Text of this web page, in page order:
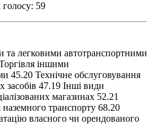
голосу: 59
та легковими автотранспортними
іншими
45.20 Технічне обслуговування
засобів 47.19 Інші види
магазинах 52.21
транспорту 68.20
власного чи орендованого